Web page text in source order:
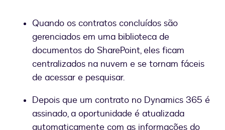
Quando os contratos concluídos são
gerenciados em uma biblioteca de
documentos do SharePoint, eles ficam
centralizados na nuvem e se tornam fáceis
de acessar e pesquisar.
Depois que um contrato no Dynamics 365 é
assinado, a oportunidade é atualizada
automaticamente com as informações do